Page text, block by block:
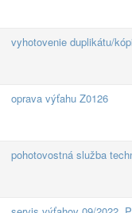
vyhotovenie duplikátu/
oprava výťahu Z0126
pohotovostná služba